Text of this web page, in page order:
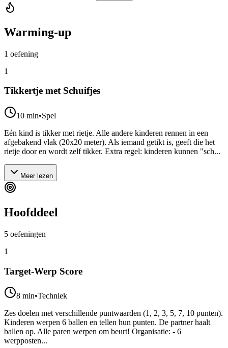
Warming-up
1 oefening
1
Tikkertje met Schuifjes
10 min•Spel
Eén kind is tikker met rietje. Alle andere kinderen rennen in een
afgebakend vlak (20x20 meter). Als iemand getikt is, geeft die het
rietje door en wordt zelf tikker. Extra regel: kinderen kunnen "sch...
Meer lezen
Hoofddeel
5 oefeningen
1
Target-Werp Score
8 min•Techniek
Zes doelen met verschillende puntwaarden (1, 2, 3, 5, 7, 10 punten).
Kinderen werpen 6 ballen en tellen hun punten. De partner haalt
ballen op. Alle paren werpen om beurt! Organisatie: - 6
werpposten...